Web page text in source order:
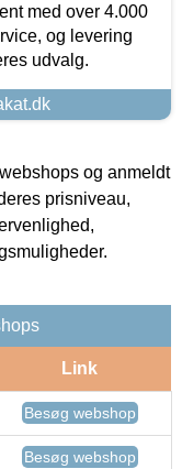
med over 4.000
og levering
udvalg.
og anmeldt
prisniveau,
Link
Besøg webshop
Besøg webshop